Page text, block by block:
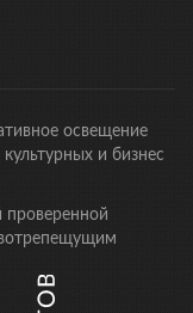
освещение
и бизнес
проверенной